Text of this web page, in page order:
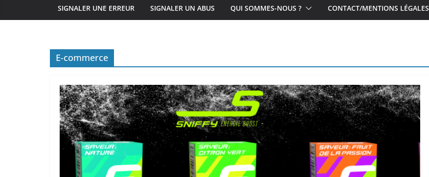
SIGNALER UNE ERREUR SIGNALER UN ABUS QUI SOMMES-NOUS ? CONTACT/MENTIONS LÉGALES
E-commerce